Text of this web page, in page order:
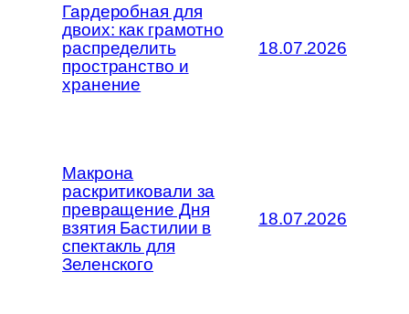
Гардеробная для
двоих: как грамотно
распределить
пространство и
хранение
18.07.2026
Макрона
раскритиковали за
превращение Дня
взятия Бастилии в
спектакль для
Зеленского
18.07.2026